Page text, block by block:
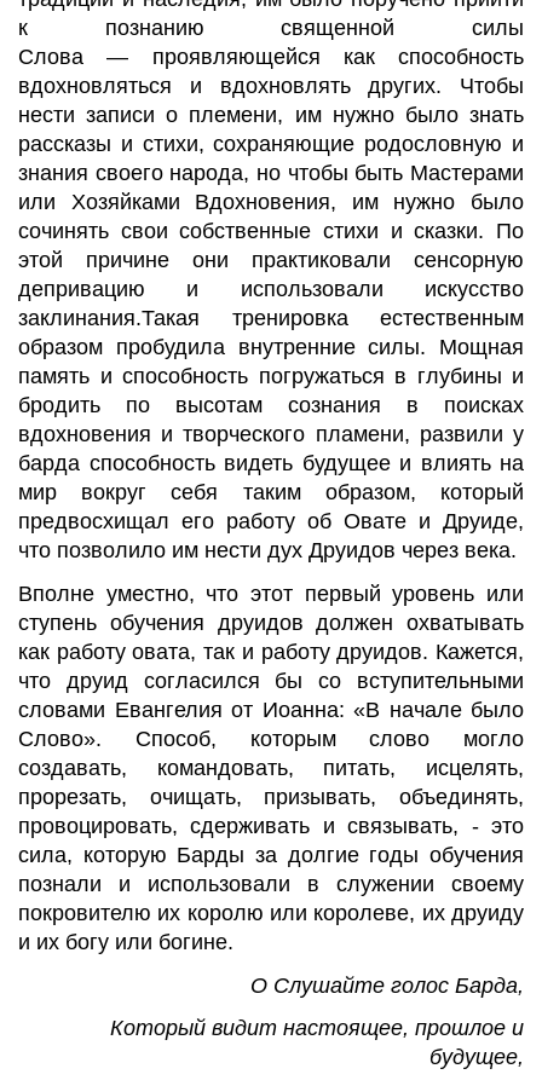
к познанию священной силы
Слова— проявляющейся как способность
вдохновляться и вдохновлять других. Чтобы
нести записи о племени, им нужно было знать
рассказы и стихи, сохраняющие родословную и
знания своего народа, но чтобы быть Мастерами
или Хозяйками Вдохновения, им нужно было
сочинять свои собственные стихи и сказки. По
этой причине они практиковали сенсорную
депривацию и использовали искусство
заклинания.Такая тренировка естественным
образом пробудила внутренние силы. Мощная
память и способность погружаться в глубины и
бродить по высотам сознания в поисках
вдохновения и творческого пламени, развили у
барда способность видеть будущее и влиять на
мир вокруг себя таким образом, который
предвосхищал его работу об Овате и Друиде,
что позволило им нести дух Друидов через века.
Вполне уместно, что этот первый уровень или
ступень обучения друидов должен охватывать
как работуовата, так и работу друидов. Кажется,
что друид согласился бы со вступительными
словами Евангелия от Иоанна: «В начале было
Слово». Способ, которым слово могло
создавать, командовать, питать, исцелять,
прорезать, очищать, призывать, объединять,
провоцировать, сдерживать и связывать, - это
сила, которую Барды за долгие годы обучения
познали и использовали в служении своему
покровителю их королю или королеве, их друиду
и их богу или богине.
О Слушайте голос Барда,
Который видит настоящее, прошлое и
будущее,